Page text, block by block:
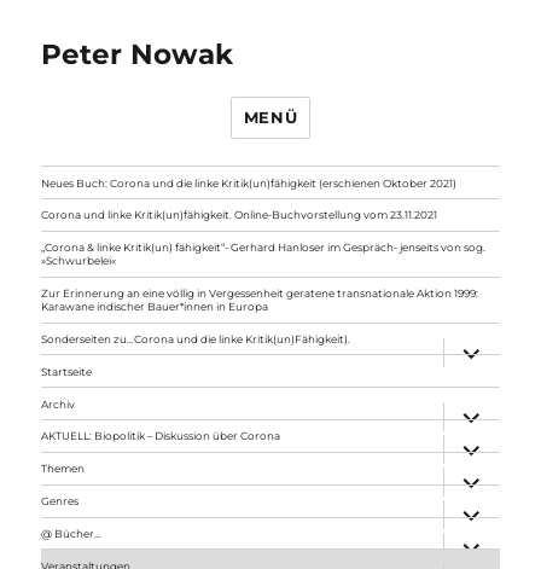
Peter Nowak
MENÜ
Neues Buch: Corona und die linke Kritik(un)fähigkeit (erschienen Oktober 2021)
Corona und linke Kritik(un)fähigkeit. Online-Buchvorstellung vom 23.11.2021
„Corona & linke Kritik(un) fähigkeit“- Gerhard Hanloser im Gespräch- jenseits von sog.
»Schwurbelei«
Zur Erinnerung an eine völlig in Vergessenheit geratene transnationale Aktion 1999:
Karawane indischer Bauer*innen in Europa
Sonderseiten zu…Corona und die linke Kritik(un)Fähigkeit).
anzeigen
Startseite
Archiv
anzeigen
AKTUELL: Biopolitik – Diskussion über Corona
anzeigen
Themen
anzeigen
Genres
anzeigen
@ Bücher…
Veranstaltungen